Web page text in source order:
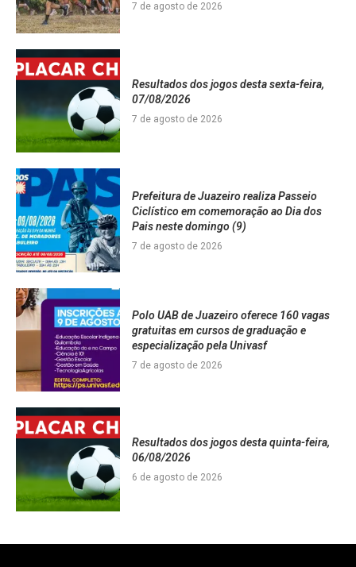
7 de agosto de 2026
Resultados dos jogos desta sexta-feira,
07/08/2026
7 de agosto de 2026
Prefeitura de Juazeiro realiza Passeio
Ciclístico em comemoração ao Dia dos
Pais neste domingo (9)
7 de agosto de 2026
Polo UAB de Juazeiro oferece 160 vagas
gratuitas em cursos de graduação e
especialização pela Univasf
7 de agosto de 2026
Resultados dos jogos desta quinta-feira,
06/08/2026
6 de agosto de 2026